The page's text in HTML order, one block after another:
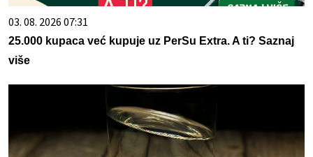
03. 08. 2026 07:31
25.000 kupaca već kupuje uz PerSu Extra. A ti? Saznaj
više